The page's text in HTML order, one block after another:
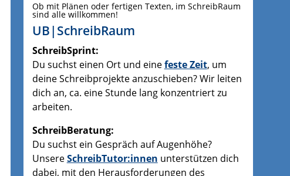
Ob mit Plänen oder fertigen Texten, im SchreibRaum
sind alle willkommen!
UB|SchreibRaum
SchreibSprint:
Du suchst einen Ort und einefeste Zeit, um
deine Schreibprojekte anzuschieben? Wir leiten
dich an, ca. eine Stunde lang konzentriert zu
arbeiten.
SchreibBeratung:
Du suchst ein Gespräch auf Augenhöhe?
UnsereSchreibTutor:innen unterstützen dich
dabei, mit den Herausforderungen des